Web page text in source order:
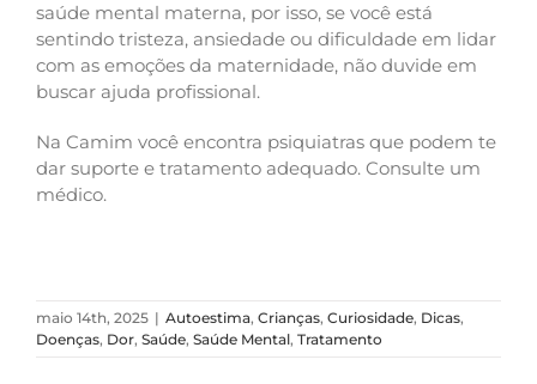
saúde mental materna, por isso, se você está
sentindo tristeza, ansiedade ou dificuldade em lidar
com as emoções da maternidade, não duvide em
buscar ajuda profissional.
Na Camim você encontra psiquiatras que podem te
dar suporte e tratamento adequado. Consulte um
médico.
maio 14th, 2025 | Autoestima, Crianças, Curiosidade, Dicas,
Doenças, Dor, Saúde, Saúde Mental, Tratamento